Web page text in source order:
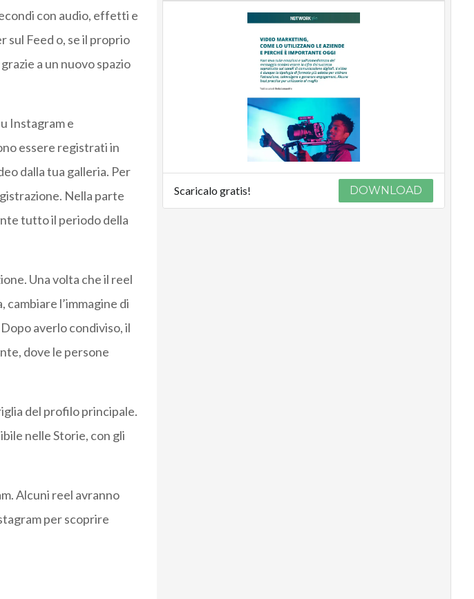
con audio, effetti e
sul Feed o, se il proprio
a un nuovo spazio
Instagram e
essere registrati in
dalla tua galleria. Per
Nella parte
tutto il periodo della
Una volta che il reel
cambiare l’immagine di
averlo condiviso, il
dove le persone
del profilo principale.
nelle Storie, con gli
Alcuni reel avranno
per scoprire
Scaricalo gratis! DOWNLOAD